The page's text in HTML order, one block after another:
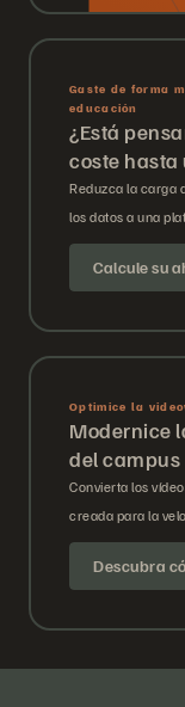
Gaste de forma
educación
¿Está
coste hasta
Reduzca la carga
los datos a una
Calcule su
Optimice la
Modernice
del campus
Convierta los
creada para la
Descubra